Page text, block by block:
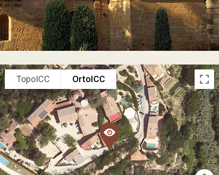
TopoICC OrtoICC